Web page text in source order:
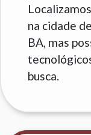
na cidade
BA, mas
busca.